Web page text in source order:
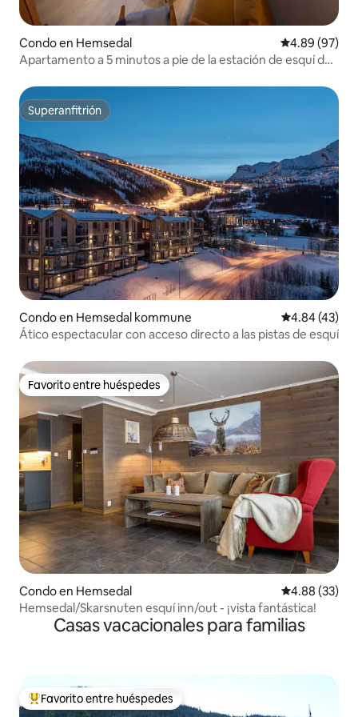
Condo en Hemsedal Calificación
4.89 (97)
Apartamento a 5 minutos a pie de la estación de esquí de
Superanfitrión
Superanfitrión
Condo en Hemsedal kommune Calificación
4.84 (43)
Ático espectacular con acceso directo a las pistas de esquí
Favorito entre huéspedes
Favorito entre huéspedes
Condo en Hemsedal Calificación
4.88 (33)
Hemsedal/Skarsnuten esquí inn/out - ¡vista fantástica!
Casas vacacionales para familias
Favorito entre huéspedes preferido
Favorito entre huéspedes